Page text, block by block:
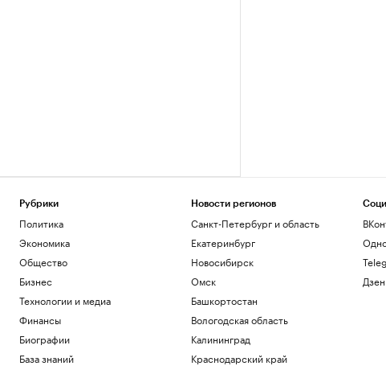
Рубрики
Политика
Экономика
Общество
Бизнес
Технологии и медиа
Финансы
Биографии
База знаний
Новости регионов
Санкт-Петербург и область
Екатеринбург
Новосибирск
Омск
Башкортостан
Вологодская область
Калининград
Краснодарский край
Дзен